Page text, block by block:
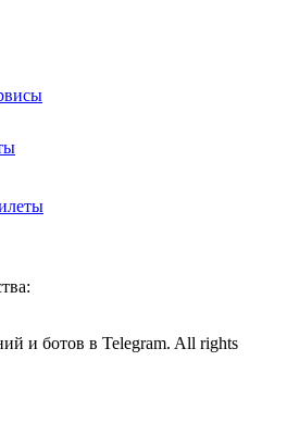
и ботов в Telegram. All rights